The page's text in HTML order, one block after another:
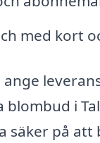
med kort
blombud i
säker på